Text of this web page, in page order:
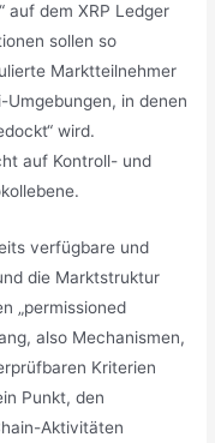
auf dem XRP Ledger
sollen so
Marktteilnehmer
Umgebungen, in denen
wird.
auf Kontroll- und
verfügbare und
die Marktstruktur
„permissioned
also Mechanismen,
Kriterien
Punkt, den
Aktivitäten